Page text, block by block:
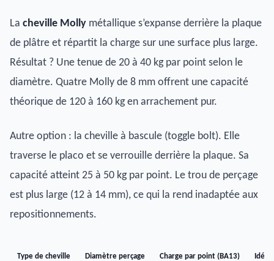
La cheville Molly métallique s’expanse derrière la plaque
de plâtre et répartit la charge sur une surface plus large.
Résultat ? Une tenue de 20 à 40 kg par point selon le
diamètre. Quatre Molly de 8 mm offrent une capacité
théorique de 120 à 160 kg en arrachement pur.
Autre option : la cheville à bascule (toggle bolt). Elle
traverse le placo et se verrouille derrière la plaque. Sa
capacité atteint 25 à 50 kg par point. Le trou de perçage
est plus large (12 à 14 mm), ce qui la rend inadaptée aux
repositionnements.
Type de cheville Diamètre perçage Charge par point (BA13) Idéal